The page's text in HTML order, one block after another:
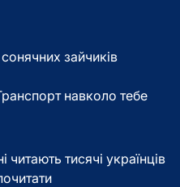
зайчиків
навколо тебе
читають тисячі українців